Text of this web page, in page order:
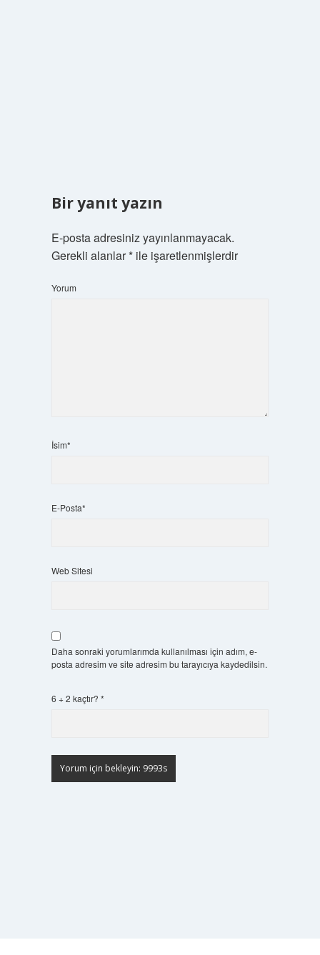
Bir yanıt yazın
E-posta adresiniz yayınlanmayacak.
Gerekli alanlar*ile işaretlenmişlerdir
Yorum
İsim*
E-Posta*
Web Sitesi
Daha sonraki yorumlarımda kullanılması için adım, e-
posta adresim ve site adresim bu tarayıcıya kaydedilsin.
6 + 2 kaçtır? *